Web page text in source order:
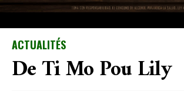
ACTUALITÉS
De Ti Mo Pou Lily